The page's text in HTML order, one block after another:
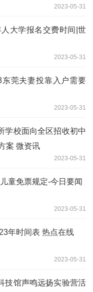
2023-05-31
大学报名交费时间|世
2023-05-31
莞夫妻投靠入户需要
2023-05-31
学校面向全区招收初中
案 微资讯
2023-05-31
童免票规定-今日要闻
2023-05-31
年时间表 热点在线
2023-05-31
技馆声鸣远扬实验营活